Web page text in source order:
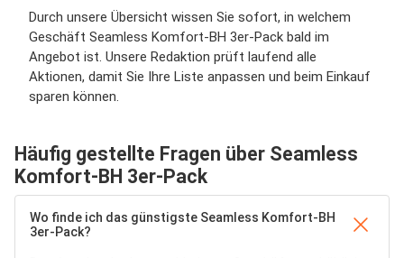
Durch unsere Übersicht wissen Sie sofort, in welchem
Geschäft Seamless Komfort-BH 3er-Pack bald im
Angebot ist. Unsere Redaktion prüft laufend alle
Aktionen, damit Sie Ihre Liste anpassen und beim Einkauf
sparen können.
Häufig gestellte Fragen über Seamless
Komfort-BH 3er-Pack
Wo finde ich das günstigste Seamless Komfort-BH
3er-Pack?